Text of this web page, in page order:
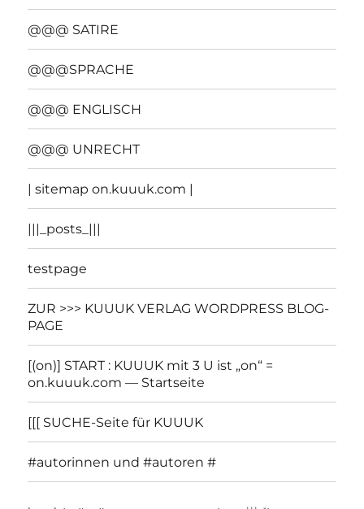
@@@ SATIRE
@@@SPRACHE
@@@ ENGLISCH
@@@ UNRECHT
| sitemap on.kuuuk.com |
|||_posts_|||
testpage
ZUR >>> KUUUK VERLAG WORDPRESS BLOG-
PAGE
[(on)] START : KUUUK mit 3 U ist „on“ =
on.kuuuk.com — Startseite
[[[ SUCHE-Seite für KUUUK
#autorinnen und #autoren #